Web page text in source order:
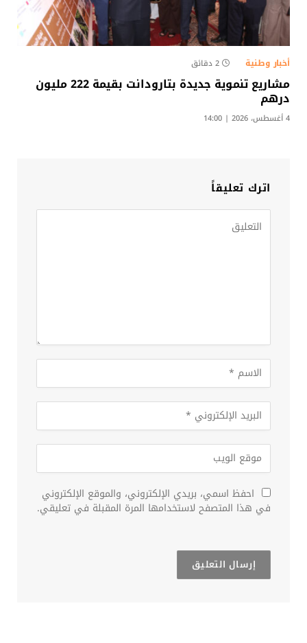
أخبار وطنية 2 دقائق
مشاريع تنموية جديدة بتارودانت بقيمة 222 مليون
درهم
4 أغسطس، 2026 | 14:00
اترك تعليقاً
احفظ اسمي، بريدي الإلكتروني، والموقع الإلكتروني
في هذا المتصفح لاستخدامها المرة المقبلة في تعليقي.